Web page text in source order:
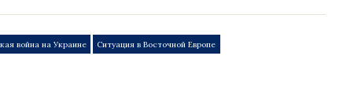
война на Украине Ситуация в Восточной Европе